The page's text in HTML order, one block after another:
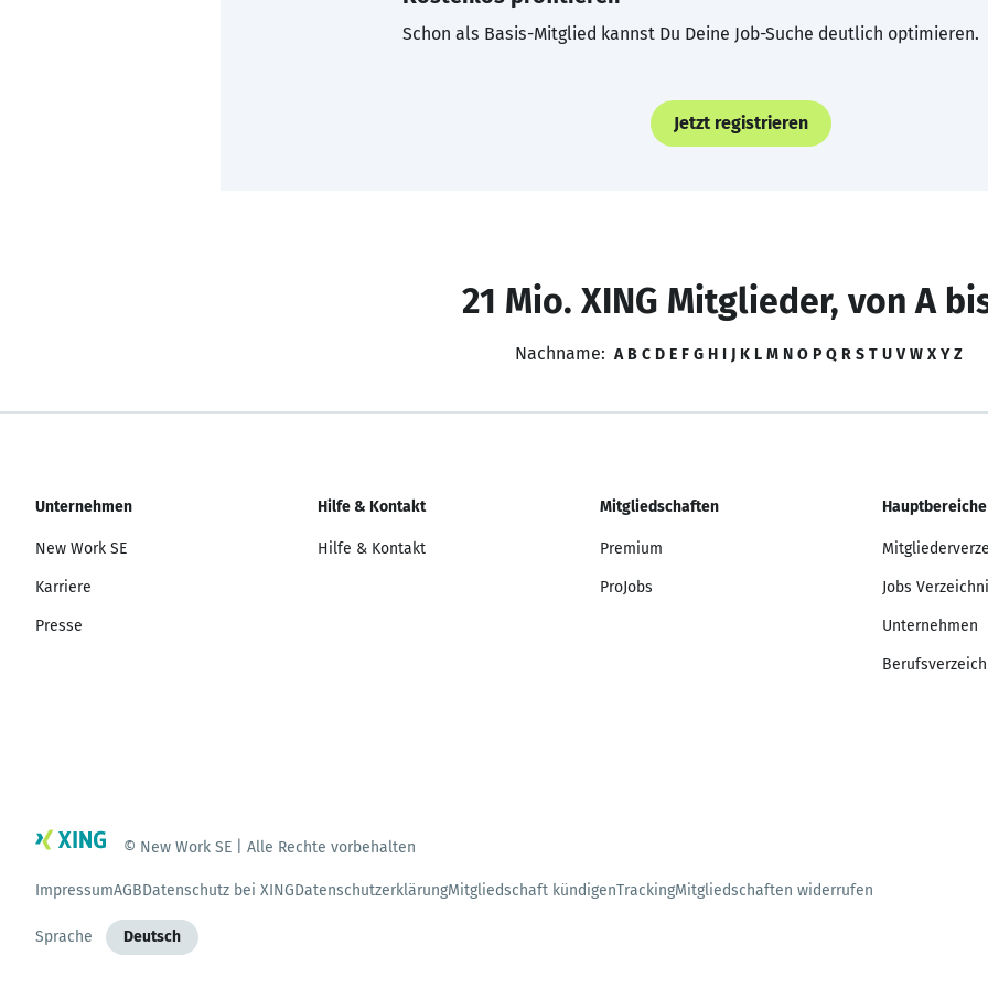
Schon als Basis-Mitglied kannst Du Deine Job-Suche deutlich optimieren.
Jetzt registrieren
21 Mio. XING Mitglieder, von A
Nachname: A B C D E F G H I J K L M N O P Q R S T U V W X Y Z
Unternehmen
New Work SE
Karriere
Presse
Hilfe & Kontakt
Hilfe & Kontakt
Mitgliedschaften
Premium
ProJobs
Hauptbereiche
Jobs
Unternehmen
© New Work SE | Alle Rechte vorbehalten
ImpressumAGBDatenschutz bei XINGDatenschutzerklärungMitgliedschaft kündigenTrackingMitgliedschaften widerrufen
Sprache Deutsch